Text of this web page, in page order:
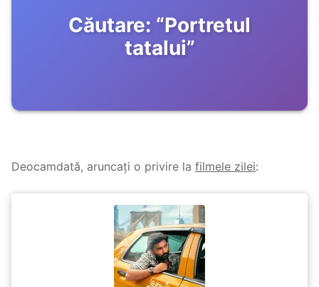
Căutare: “Portretul
tatalui”
Deocamdată, aruncați o privire la filmele zilei: